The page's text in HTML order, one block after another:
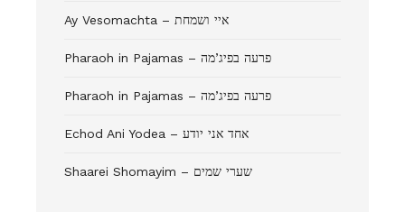
Ay Vesomachta – איי ושמחת
Pharaoh in Pajamas – פרעה בפיג’מה
Pharaoh in Pajamas – פרעה בפיג’מה
Echod Ani Yodea – אחד אני יודע
Shaarei Shomayim – שערי שמים